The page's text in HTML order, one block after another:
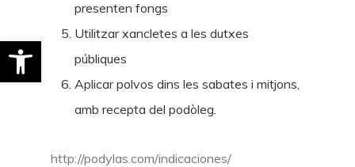
presenten fongs
Utilitzar xancletes a les dutxes
públiques
Aplicar polvos dins les sabates i mitjons,
amb recepta del podòleg.
http://podylas.com/indicaciones/
Obre la barra d'eines